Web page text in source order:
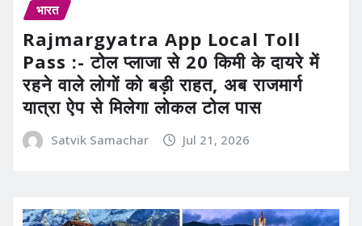
भारत
Rajmargyatra App Local Toll
Pass :- टोल प्लाजा से 20 किमी के दायरे में
रहने वाले लोगों को बड़ी राहत, अब राजमार्ग
यात्रा ऐप से मिलेगा लोकल टोल पास
Satvik Samachar Jul 21, 2026